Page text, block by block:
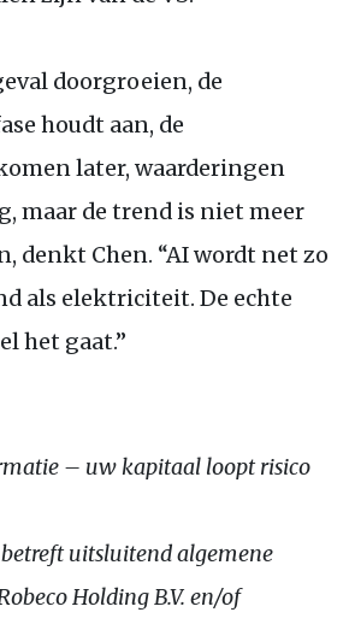
doorgroeien, de
houdt aan, de
later, waarderingen
maar de trend is niet meer
denkt Chen. “AIwordt net zo
als elektriciteit. De echte
het gaat.”
– uw kapitaal loopt risico
uitsluitend algemene
Holding B.V.en/of